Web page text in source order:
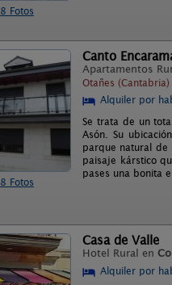
8 Fotos
8 Fotos
Canto
Apartamentos
Otañes (Cantabria)
Alquiler por
Se trata de un
Asón. Su
parque natural de
paisaje kárstico
pases una bonita
Casa de Valle
Hotel Rural en
Alquiler por